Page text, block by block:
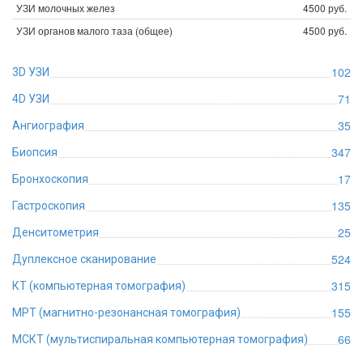
УЗИ молочных желез
4500 руб.
УЗИ органов малого таза (общее)
4500 руб.
3D УЗИ 102
4D УЗИ 71
Ангиография 35
Биопсия 347
Бронхоскопия 17
Гастроскопия 135
Денситометрия 25
Дуплексное сканирование 524
КТ (компьютерная томография) 315
МРТ (магнитно-резонансная томография) 155
МСКТ (мультиспиральная компьютерная томография) 66